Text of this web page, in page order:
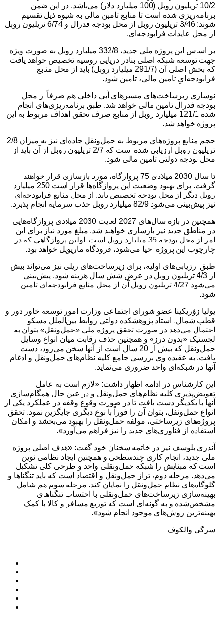
10/2 تریلیون روبل (100 میلیارد دلار) می‌باشد. در این ضمن
برنامه‌ریزی شده است تا منابع تامین مالی به شیوه ذیل تقسیم
شوند: 3/46 تریلیون روبل از محل بودجه فدرال و 6/74 تریلیون روبل
از محل عایدات فرابودجه‌ای.
بر اساس این پروژه ملی جدید، 332/8 میلیارد روبل به صورت ویژه
جهت توسعه شبکه اصلی بنادر دریایی روسیه تخصیص خواهد یافت
که بخش اصلی آن (291/7 میلیارد روبل) باید از محل منابع
فرابودجه‌ایِ تامین مالی، تامین شود.
نوسازی زیرساخت‌های مسیرهای آبی داخلی هم صرفاً از محل
بودجه فدرال تامین مالی خواهد شد. طبق برنامه‌ریزی‌های انجام
شده 121/1 میلیارد روبل از منابع صرف تحقق اهداف مربوط به این
پروژه خواهد شد.
حجم منابع پروژه‌های مربوط به حمل‌ونقل جاده‌ای نیز به میزان 2/8
تریلیون روبل ارزیابی شده است که 2/7 تریلیون روبل از آن باید از
محل بودجه دولتی تامین مالی شود.
تا سال 2030 میلادی 75 پروازگاه، مورد بازسازی قرار خواهند
گرفت. برای بهبود وضعیت این پروازگاه‌ها قرار است 250 میلیارد
روبل دیگر از محل بودجه تخصیص یابد. از محل منابع فرابودجه‌ای
نیز پیش‌بینی می‌شود 82/9 میلیارد روبل جذب سرمایه انجام پذیرد.
همچنین در بازه سال‌های 2027 لغایت 2030 میلادی پروازگاه‌هایی
در مناطق جدید نیز بازسازی خواهند شد. مبلغ مورد نیاز برای این
امر از محل بودجه 35 میلیارد روبل است. اولین پروازگاهی که در
چارچوب این پروژه احیا می‌شود، فرودگاه ماریوپل خواهد بود.
طبق ارزیابی‌های اولیه، برای زیرساخت‌های ریلی نیز می‌تواند بیش
از 4/3 تریلیون روبل در عرض شش سال هزینه شود. پیش‌بینی
می‌شود 4/27 تریلیون روبل آن از محل منابع فرابودجه‌ای تامین
شود.
یولیا زوُریکینا عضو شورای اجتماعی وزارت امور توسعه خاور دور و
قطب شمال، استاد پژوهشکده دولتی روابط بین‌الملل مسکو
احتمال می‌دهد در صورت تحقق پروژه ملی «حمل‌ونقل» بتوان به
لجستیک «بدون درز» و همچنین حذف رقابت میان انواع وسایل
حمل‌ونقل که بیش از 20 سال است از آنها سخن می‌رود، دست
یافت. به عقیده وی بررسی جامع کلیه نظام‌های حمل‌ونقل و ادغام
آنها در شبکه‌ای واحد ضروری می‌نماید.
این کارشناس در ادامه اظهار داشت: «لازم است به عامل
تعویض‌پذیری کلیه نظام‌های حمل‌ونقل و در عین حال همگام‌سازی
آنها با یکدیگر دست یافت تا در صورت وقوع وقفه در عملکرد یکی از
انواع حمل‌ونقل، بتوان آن را فوراً با نوع دیگری جایگزین نمود. تحقق
پروژه‌های زیرساختی، مولفه حمل‌ونقل را بهبود می‌بخشد و امکان
استفاده از فناوری‌های جدید را نیز فراهم می‌آورد».
آندری بلوسف نیز در خاتمه سخنان خود گفت: «هدف اصلی پروژه
ملی جدید، انجام کاری چندسطحی و همچنین ایجاد نظامی نوین
است که مبنایش را شبکه حمل‌ونقلی واحد و طرحی کلی تشکیل
می‌دهد. مرحله دوم، تراز حمل‌ونقل و اقتصاد است که باید تنگناها و
گلوگاه‌های نظام حمل‌ونقل را نمایان کند. مرحله سوم هم شامل
بهینه‌سازی زیرساخت‌های حمل‌ونقلی با احتساب تنگناهای
مشخص‌شده و به گونه‌ای است که توزیع مسافر و کالا با کمک
بهینه‌ترین روش‌های موجود انجام شود».
سرگی والکوف